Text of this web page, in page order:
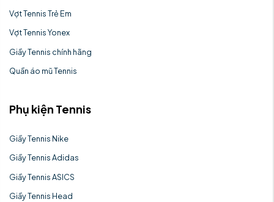
Vợt Tennis Trẻ Em
Vợt Tennis Yonex
Giầy Tennis chính hãng
Quần áo mũ Tennis
Phụ kiện Tennis
Giầy Tennis Nike
Giầy Tennis Adidas
Giầy Tennis ASICS
Giầy Tennis Head